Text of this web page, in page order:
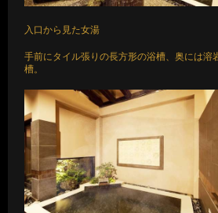
入口から見た女湯
手前にタイル張りの長方形の浴槽、奥には溶
槽。